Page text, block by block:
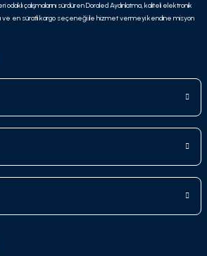
çalışmalarını sürdüren Doraled Aydınlatma, kaliteli elektronik
ve en süratli kargo seçeneği ile hizmet vermeyi kendine misyon